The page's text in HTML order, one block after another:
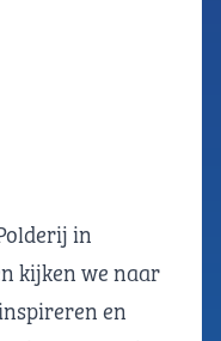
in
kijken we naar
en